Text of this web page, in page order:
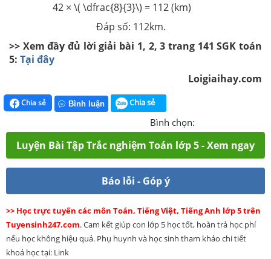
42 × \( \dfrac{8}{3}\) = 112 (km)
Đáp số: 112km.
>> Xem đầy đủ lời giải bài 1, 2, 3 trang 141 SGK toán
5: Tại đây
Loigiaihay.com
Chia sẻ Bình luận Chia sẻ
Bình chọn:
Luyện Bài Tập Trắc nghiệm Toán lớp 5 - Xem ngay
Báo lỗi - Góp ý
>> Học trực tuyến các môn Toán, Tiếng Việt, Tiếng Anh lớp 5 trên
Tuyensinh247.com. Cam kết giúp con lớp 5 học tốt, hoàn trả học phí
nếu học không hiệu quả. Phụ huynh và học sinh tham khảo chi tiết
khoá học tại: Link